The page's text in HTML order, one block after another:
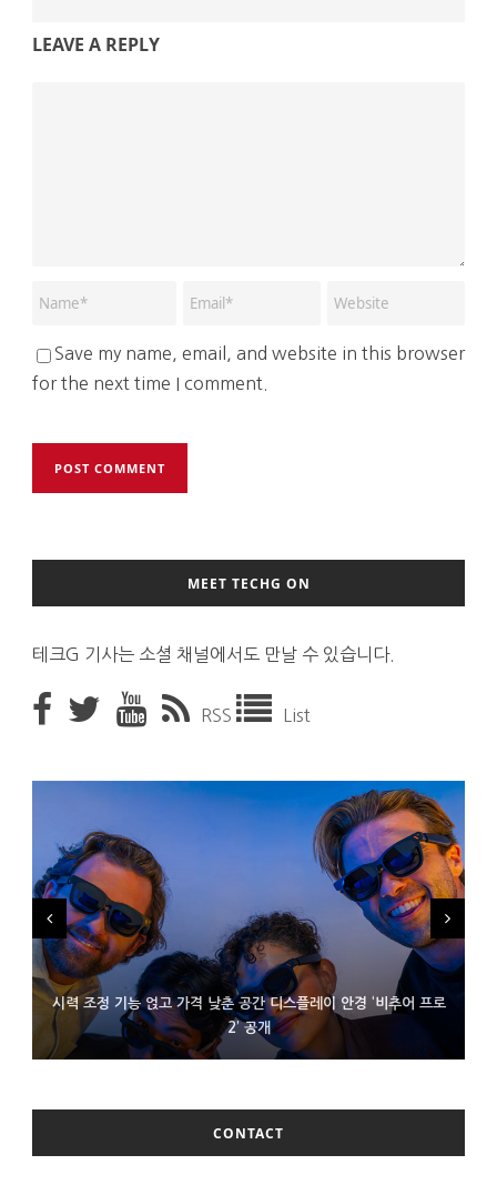
LEAVE A REPLY
Save my name, email, and website in this browser
for the next time I comment.
MEET TECHG ON
테크G 기사는 소셜 채널에서도 만날 수 있습니다.
RSS List
시력 조정 기능 얹고 가격 낮춘 공간 디스플레이 안경 ‘비추어 프로
2’ 공개
D램 부족에 10억달러어치 아이폰18 프로세서 패키징 대기 중
300~400달러 반지형 스피커 준비하는 오픈AI
CONTACT